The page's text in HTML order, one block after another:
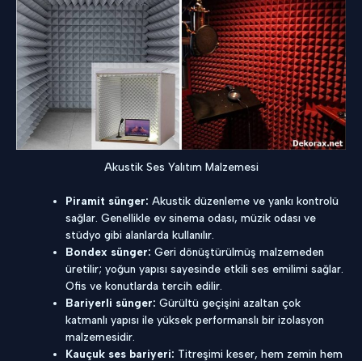
Akustik Ses Yalıtım Malzemesi
Piramit sünger: Akustik düzenleme ve yankı kontrolü
sağlar. Genellikle ev sinema odası, müzik odası ve
stüdyo gibi alanlarda kullanılır.
Bondex sünger: Geri dönüştürülmüş malzemeden
üretilir; yoğun yapısı sayesinde etkili ses emilimi sağlar.
Ofis ve konutlarda tercih edilir.
Bariyerli sünger: Gürültü geçişini azaltan çok
katmanlı yapısı ile yüksek performanslı bir izolasyon
malzemesidir.
Kauçuk ses bariyeri: Titreşimi keser, hem zemin hem